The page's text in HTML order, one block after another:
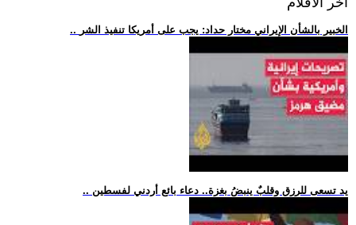
.. الخبير بالشأن الإيراني مختار حداد: يجب على أمريكا تنفيذ الشر
.. يد تسعى للرزق وقلبٌ ينبضُ بغزة.. دعاء بائع أردني لفسطين